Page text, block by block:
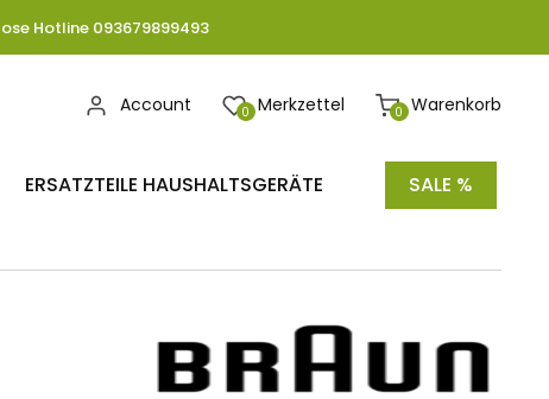
Hotline 093679899493
0 Warenkorb
0 Merkzettel
Account
ERSATZTEILE HAUSHALTSGERÄTE SALE %